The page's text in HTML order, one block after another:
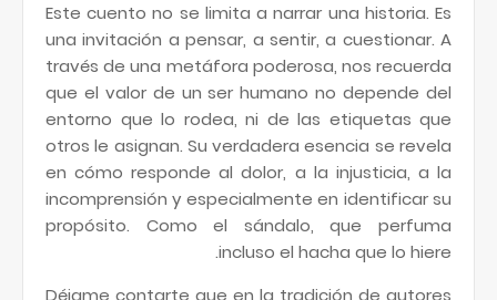
Este cuento no se limita a narrar una historia. Es
una invitación a pensar, a sentir, a cuestionar. A
través de una metáfora poderosa, nos recuerda
que el valor de un ser humano no depende del
entorno que lo rodea, ni de las etiquetas que
otros le asignan. Su verdadera esencia se revela
en cómo responde al dolor, a la injusticia, a la
incomprensión y especialmente en identificar su
propósito. Como el sándalo, que perfuma
incluso el hacha que lo hiere.
Déjame contarte que en la tradición de autores